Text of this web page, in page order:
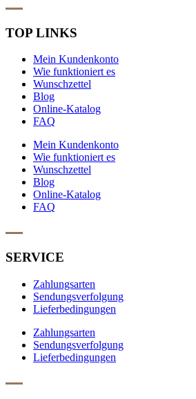
TOP LINKS
Mein Kundenkonto
Wie funktioniert es
Wunschzettel
Blog
Online-Katalog
FAQ
Mein Kundenkonto
Wie funktioniert es
Wunschzettel
Blog
Online-Katalog
FAQ
SERVICE
Zahlungsarten
Sendungsverfolgung
Lieferbedingungen
Zahlungsarten
Sendungsverfolgung
Lieferbedingungen